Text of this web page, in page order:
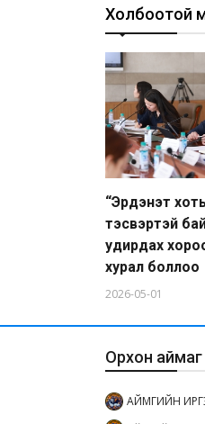
Холбоотой
“Эрдэнэт
тэсвэртэй
удирдах
хурал боллоо
2026-05-01
Орхон
АЙМГИЙН